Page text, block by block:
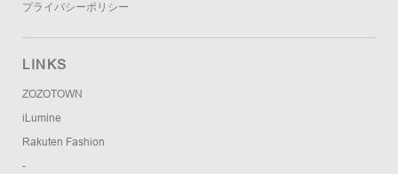
プライバシーポリシー
LINKS
ZOZOTOWN
iLumine
Rakuten Fashion
-